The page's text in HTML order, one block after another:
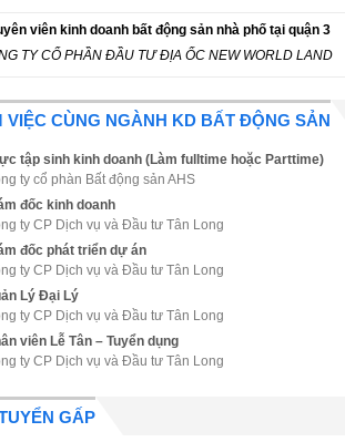
viên kinh doanh bất động sản nhà phố tại quận 3
TY CỔ PHẦN ĐẦU TƯ ĐỊA ỐC NEW WORLD LAND
VIỆC CÙNG NGÀNH KD BẤT ĐỘNG SẢN
tập sinh kinh doanh (Làm fulltime hoặc Parttime)
ty cổ phàn Bất động sản AHS
đốc kinh doanh
ty CP Dịch vụ và Đầu tư Tân Long
đốc phát triển dự án
ty CP Dịch vụ và Đầu tư Tân Long
Lý Đại Lý
ty CP Dịch vụ và Đầu tư Tân Long
viên Lễ Tân – Tuyển dụng
ty CP Dịch vụ và Đầu tư Tân Long
GẤP